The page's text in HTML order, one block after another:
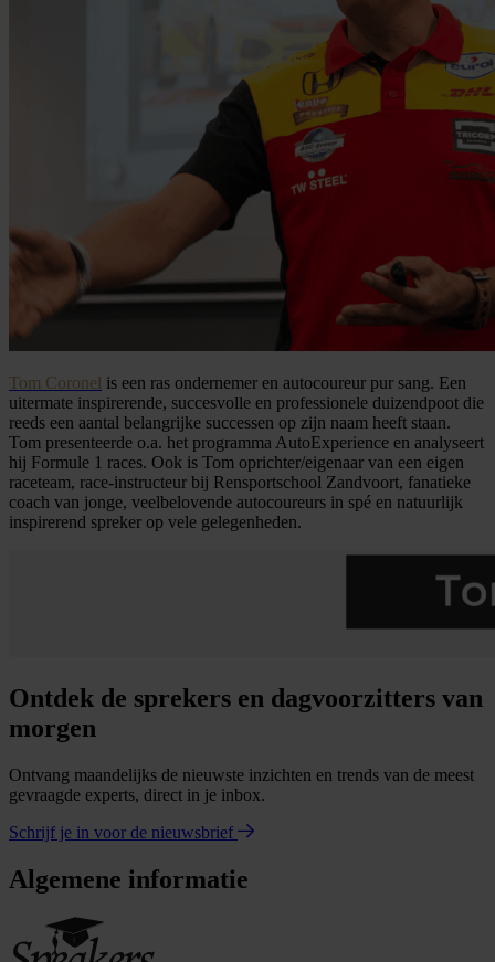
Tom Coronel is een ras ondernemer en autocoureur pur sang. Een
uitermate inspirerende, succesvolle en professionele duizendpoot die
reeds een aantal belangrijke successen op zijn naam heeft staan.
Tom presenteerde o.a. het programma AutoExperience en analyseert
hij Formule 1 races. Ook is Tom oprichter/eigenaar van een eigen
raceteam, race-instructeur bij Rensportschool Zandvoort, fanatieke
coach van jonge, veelbelovende autocoureurs in spé en natuurlijk
inspirerend spreker op vele gelegenheden.
Ontdek de sprekers en dagvoorzitters van
morgen
Ontvang maandelijks de nieuwste inzichten en trends van de meest
gevraagde experts, direct in je inbox.
Schrijf je in voor de nieuwsbrief
Algemene informatie